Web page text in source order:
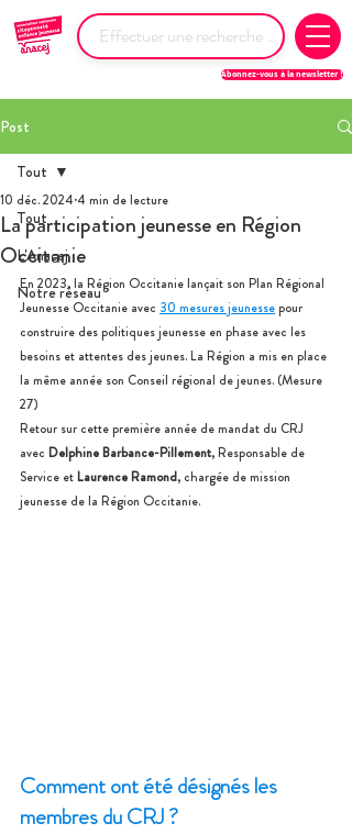
Abonnez-vous à la newsletter !
Post
Tout
L'Anacej
Notre réseau
Tout
La participation jeunesse en Région
Occitanie
10 déc. 2024 4 min de lecture
En 2023, la Région Occitanie lançait son Plan Régional
Jeunesse Occitanie avec 30 mesures jeunesse pour
construire des politiques jeunesse en phase avec les
besoins et attentes des jeunes. La Région a mis en place
la même année son Conseil régional de jeunes. (Mesure
27)
Retour sur cette première année de mandat du CRJ
avec Delphine Barbance-Pillement, Responsable de
Service et Laurence Ramond, chargée de mission
jeunesse de la Région Occitanie.
Comment ont été désignés les
membres du CRJ ?